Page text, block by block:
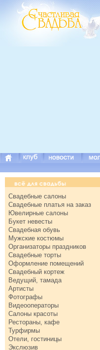
Свадебные салоны
Свадебные платья на заказ
Ювелирные салоны
Букет невесты
Свадебная обувь
Мужские костюмы
Организаторы праздников
Свадебные торты
Оформление помещений
Свадебный кортеж
Ведущий, тамада
Артисты
Фотографы
Видеооператоры
Салоны красоты
Рестораны, кафе
Турфирмы
Отели, гостиницы
Экслюзив